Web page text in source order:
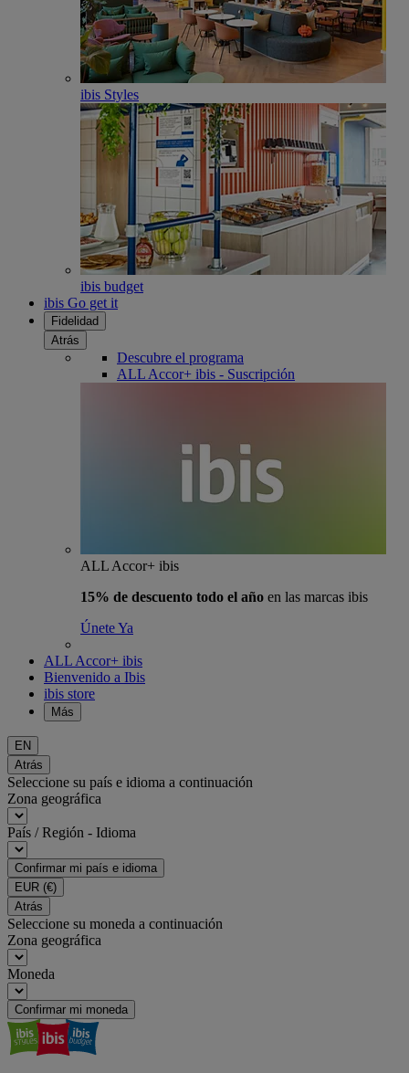
ibis Styles
ibis budget
ibis Go get it
Fidelidad
Atrás
Descubre el programa
ALL Accor+ ibis - Suscripción
ALL Accor+ ibis
15% de descuento todo el año en las marcas ibis
Únete Ya
ALL Accor+ ibis
Bienvenido a Ibis
ibis store
Más
EN
Atrás
Seleccione su país e idioma a continuación
Zona geográfica
País / Región - Idioma
Confirmar mi país e idioma
EUR (€)
Atrás
Seleccione su moneda a continuación
Zona geográfica
Moneda
Confirmar mi moneda